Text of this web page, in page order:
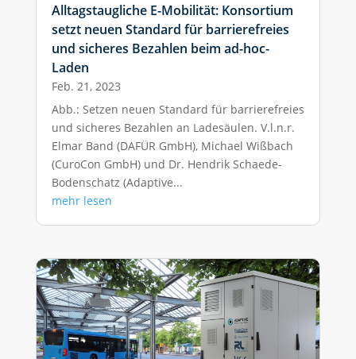
Alltagstaugliche E-Mobilität: Konsortium
setzt neuen Standard für barrierefreies
und sicheres Bezahlen beim ad-hoc-
Laden
Feb. 21, 2023
Abb.: Setzen neuen Standard für barrierefreies
und sicheres Bezahlen an Ladesäulen. V.l.n.r.
Elmar Band (DAFÜR GmbH), Michael Wißbach
(CuroCon GmbH) und Dr. Hendrik Schaede-
Bodenschatz (Adaptive...
mehr lesen